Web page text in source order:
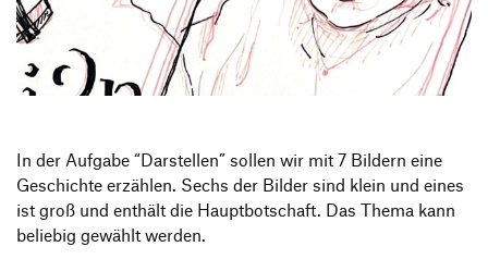
Transfer und Kooperation
Produktgestaltung B.A.
Strategische Gestaltung M.A.
In der Aufgabe “Darstellen” sollen wir mit 7 Bildern eine
Geschichte erzählen. Sechs der Bilder sind klein und eines
ist groß und enthält die Hauptbotschaft. Das Thema kann
beliebig gewählt werden.